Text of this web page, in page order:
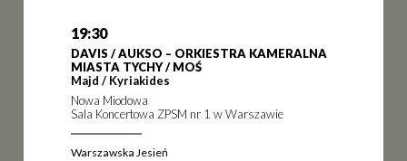
19:30
DAVIS / AUKSO – ORKIESTRA KAMERALNA
MIASTA TYCHY / MOŚ
Majd / Kyriakides
Nowa Miodowa
Sala Koncertowa ZPSM nr 1 w Warszawie
Warszawska Jesień